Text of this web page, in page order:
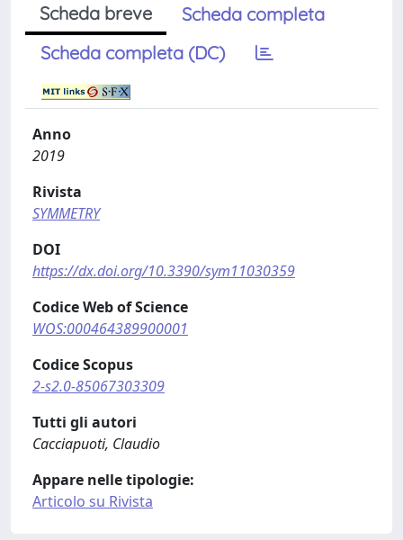
Scheda breve
Scheda completa
Scheda completa (DC)
Anno
2019
Rivista
SYMMETRY
DOI
https://dx.doi.org/10.3390/sym11030359
Codice Web of Science
WOS:000464389900001
Codice Scopus
2-s2.0-85067303309
Tutti gli autori
Cacciapuoti, Claudio
Appare nelle tipologie:
Articolo su Rivista